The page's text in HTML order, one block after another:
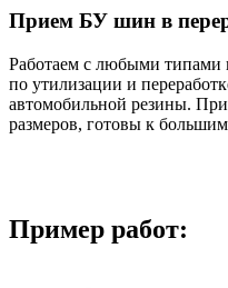
Прием БУ шин в
Работаем с любыми типами
по утилизации и
автомобильной резины.
размеров, готовы к
Пример работ: